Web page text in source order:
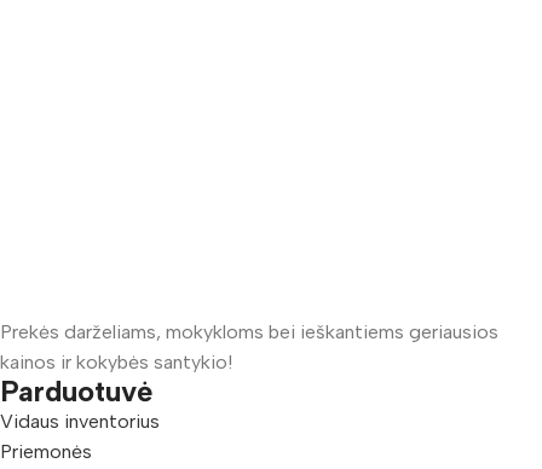
Prekės darželiams, mokykloms bei ieškantiems geriausios
kainos ir kokybės santykio!
Parduotuvė
Vidaus inventorius
Priemonės